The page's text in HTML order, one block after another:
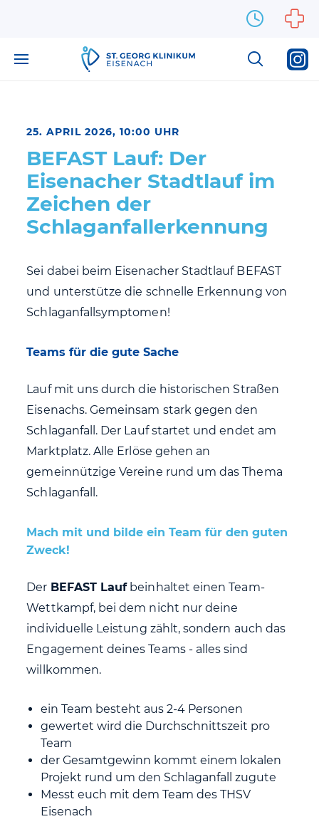
25. APRIL 2026, 10:00 UHR
BEFAST Lauf: Der
Eisenacher Stadtlauf im
Zeichen der
Schlaganfallerkennung
Sei dabei beim Eisenacher Stadtlauf BEFAST
und unterstütze die schnelle Erkennung von
Schlaganfallsymptomen!
Teams für die gute Sache
Lauf mit uns durch die historischen Straßen
Eisenachs. Gemeinsam stark gegen den
Schlaganfall. Der Lauf startet und endet am
Marktplatz. Alle Erlöse gehen an
gemeinnützige Vereine rund um das Thema
Schlaganfall.
Mach mit und bilde ein Team für den guten
Zweck!
Der BEFAST Laufbeinhaltet einen Team-
Wettkampf, bei dem nicht nur deine
individuelle Leistung zählt, sondern auch das
Engagement deines Teams - alles sind
willkommen.
ein Team besteht aus 2-4 Personen
gewertet wird die Durchschnittszeit pro
Team
der Gesamtgewinn kommt einem lokalen
Projekt rund um den Schlaganfall zugute
Messt euch mit dem Team des THSV
Eisenach